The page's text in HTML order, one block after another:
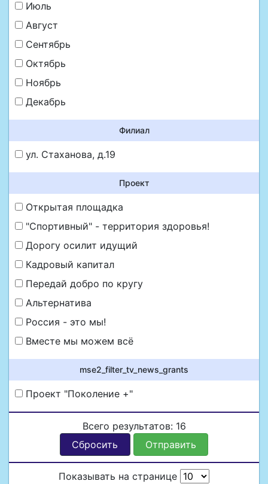
Июль
Август
Сентябрь
Октябрь
Ноябрь
Декабрь
Филиал
ул. Стаханова, д.19
Проект
Открытая площадка
"Спортивный" - территория здоровья!
Дорогу осилит идущий
Кадровый капитал
Передай добро по кругу
Альтернатива
Россия - это мы!
Вместе мы можем всё
mse2_filter_tv_news_grants
Проект "Поколение +"
Всего результатов: 16
Сбросить
Отправить
Показывать на странице